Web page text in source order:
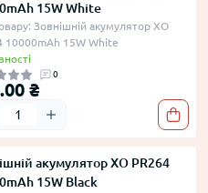
15W White
Зовнішній акумулятор XO
10000mAh 15W White
0
₴
акумулятор XO PR264
15W Black